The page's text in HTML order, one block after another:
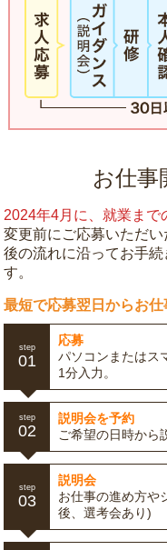
お仕事
2024年4月に、就業まで
変更前にご応募いただ
後の流れに沿ってお手
す。
最短で応募翌日からお
step
01
応募
パソコンまたはス
1分入力。
step
02
説明会を予約
ご希望の日時から
step
03
説明会
お仕事の進め方や
後、選考会あり)